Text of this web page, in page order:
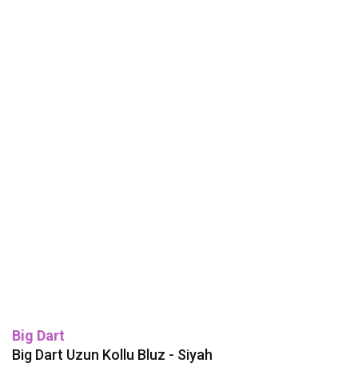
Big Dart
Big Dart Uzun Kollu Bluz - Siyah